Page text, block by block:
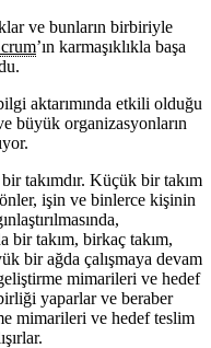
ve bunların birbiriyle
’ın karmaşıklıkla başa
aktarımında etkili olduğu
büyük organizasyonların
takımdır. Küçük bir takım
işin ve binlerce kişinin
bir takım, birkaç takım,
bir ağda çalışmaya devam
mimarileri ve hedef
yaparlar ve beraber
mimarileri ve hedef teslim